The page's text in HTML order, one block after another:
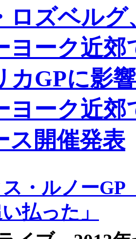
ロズベル
ヨーク近
カGPに影
ヨーク近郊
ス開催発表
ス・ルノー
払った」